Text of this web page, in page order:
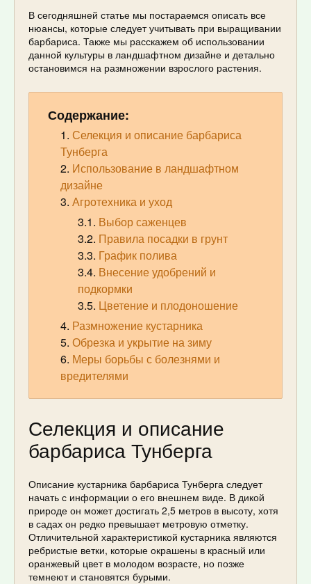
В сегодняшней статье мы постараемся описать все
нюансы, которые следует учитывать при выращивании
барбариса. Также мы расскажем об использовании
данной культуры в ландшафтном дизайне и детально
остановимся на размножении взрослого растения.
Содержание:
Селекция и описание барбариса
Тунберга
Использование в ландшафтном
дизайне
Агротехника и уход
Выбор саженцев
Правила посадки в грунт
График полива
Внесение удобрений и
подкормки
Цветение и плодоношение
Размножение кустарника
Обрезка и укрытие на зиму
Меры борьбы с болезнями и
вредителями
Селекция и описание
барбариса Тунберга
Описание кустарника барбариса Тунберга следует
начать с информации о его внешнем виде. В дикой
природе он может достигать 2,5 метров в высоту, хотя
в садах он редко превышает метровую отметку.
Отличительной характеристикой кустарника являются
ребристые ветки, которые окрашены в красный или
оранжевый цвет в молодом возрасте, но позже
темнеют и становятся бурыми.